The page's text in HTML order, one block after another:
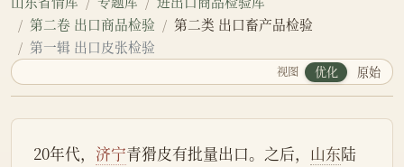
第二卷 出口商品检验
第二类 出口畜产品检验
第一辑 出口皮张检验
视图 优化 原始
20年代， 济宁青猾皮有批量出口。之后， 山东陆